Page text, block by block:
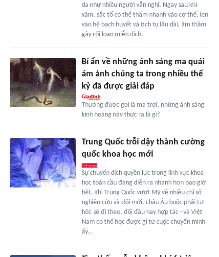
da như nhiều người vẫn nghĩ. Ngay sau khi
xăm, sắc tố có thể thấm nhanh vào cơ thể, len
vào hệ bạch huyết và tích tụ lâu dài, âm thầm
gây rối loạn miễn dịch.
Bí ẩn về những ánh sáng ma quái
ám ảnh chúng ta trong nhiều thế
kỷ đã được giải đáp
Thường được gọi là ma trơi, những ánh sáng
kinh hoàng này thực ra là gì?
Trung Quốc trỗi dậy thành cường
quốc khoa học mới
Sự chuyển dịch quyền lực trong lĩnh vực khoa
học toàn cầu đang diễn ra nhanh hơn bao giờ
hết. Khi Trung Quốc vượt Mỹ về nhiều chỉ số
nghiên cứu và đổi mới, châu Âu buộc phải tự
hỏi: sẽ đi theo, đối đầu hay hợp tác - và Việt
Nam có thể học được gì từ cuộc chuyển mình
ấy...